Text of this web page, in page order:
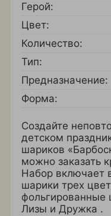
Герой:
Цвет:
Количество:
Тип:
Предназначение:
Форма:
Создайте
детском
шариков
можно заказать
Набор включает
шарики трех
Лизы и Дружка .